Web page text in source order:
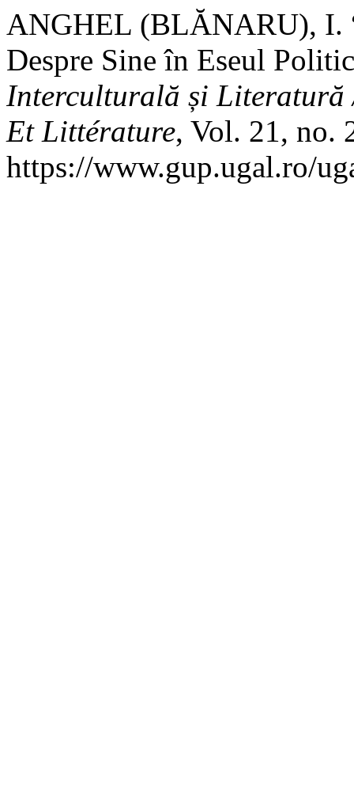
ANGHEL (BLĂNARU), I.
Despre Sine în Eseul
Interculturală și Literatură
Et Littérature, Vol. 21, no.
https://www.gup.ugal.ro/